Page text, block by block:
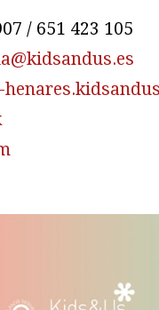
/ 651 423 105